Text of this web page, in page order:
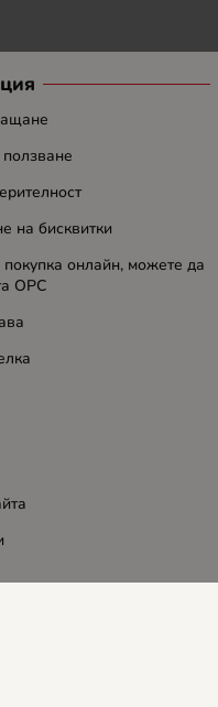
на бисквитки
онлайн, можете да
ОРС